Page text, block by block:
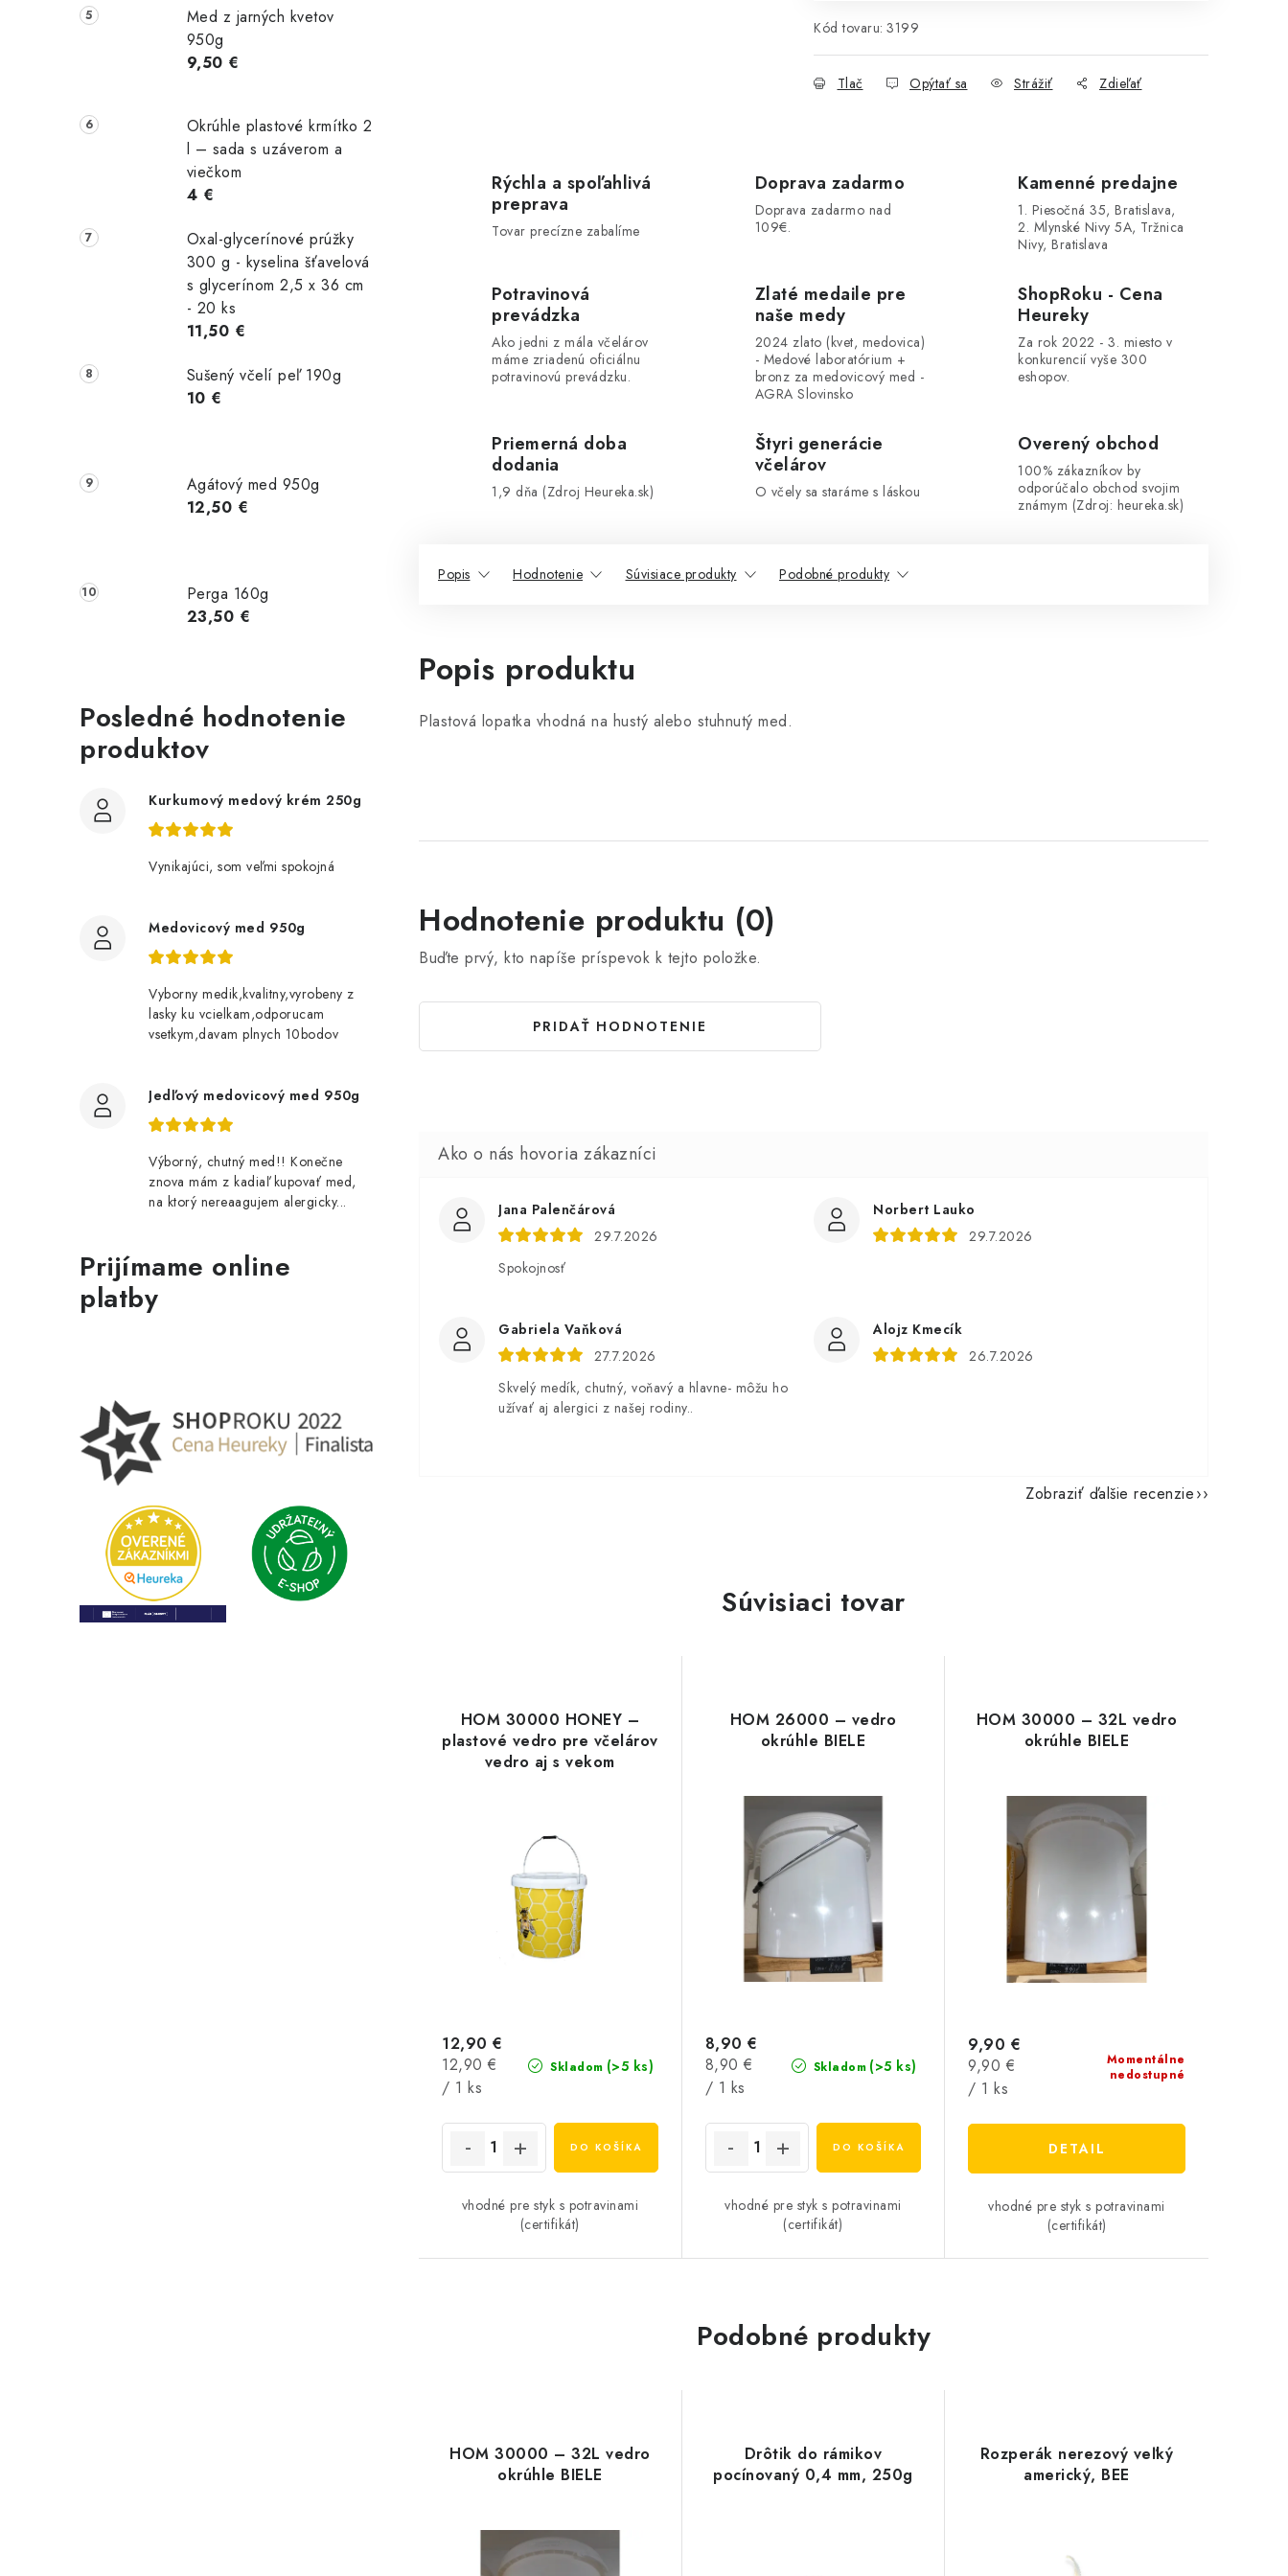
Med z jarných kvetov
950g
9,50 €
Okrúhle plastové krmítko 2
l – sada s uzáverom a
viečkom
4 €
Oxal-glycerínové prúžky
300 g - kyselina šťavelová
s glycerínom 2,5 x 36 cm
- 20 ks
11,50 €
Sušený včelí peľ 190g
10 €
Agátový med 950g
12,50 €
Perga 160g
23,50 €
Posledné hodnotenie
produktov
Kurkumový medový krém 250g
Vynikajúci, som veľmi spokojná
Medovicový med 950g
Vyborny medik,kvalitny,vyrobeny z
lasky ku vcielkam,odporucam
vsetkym,davam plnych 10bodov
Jedľový medovicový med 950g
Výborný, chutný med!! Konečne
znova mám z kadiaľ kupovať med,
na ktorý nereaagujem alergicky...
Prijímame online
platby
Kód tovaru: 3199
Tlač Opýtať sa Strážiť Zdieľať
Rýchla a spoľahlivá
preprava
Tovar precízne zabalíme
Doprava zadarmo
Doprava zadarmo nad
109€.
Kamenné predajne
1. Piesočná 35, Bratislava,
2. Mlynské Nivy 5A, Tržnica
Nivy, Bratislava
Potravinová
prevádzka
Ako jedni z mála včelárov
máme zriadenú oficiálnu
potravinovú prevádzku.
Zlaté medaile pre
naše medy
2024 zlato (kvet, medovica)
- Medové laboratórium +
bronz za medovicový med -
AGRA Slovinsko
ShopRoku - Cena
Heureky
Za rok 2022 - 3. miesto v
konkurencií vyše 300
eshopov.
Priemerná doba
dodania
1,9 dňa (Zdroj Heureka.sk)
Štyri generácie
včelárov
O včely sa staráme s láskou
Overený obchod
100% zákazníkov by
odporúčalo obchod svojim
známym (Zdroj: heureka.sk)
Popis Hodnotenie Súvisiace produkty Podobné produkty
Popis produktu
Plastová lopatka vhodná na hustý alebo stuhnutý med.
Hodnotenie produktu (0)
Buďte prvý, kto napíše príspevok k tejto položke.
PRIDAŤ HODNOTENIE
Jana Palenčárová
29.7.2026
Spokojnosť
Norbert Lauko
29.7.2026
Gabriela Vaňková
27.7.2026
Skvelý medík, chutný, voňavý a hlavne- môžu ho
užívať aj alergici z našej rodiny..
Alojz Kmecík
26.7.2026
Zobraziť ďalšie recenzie
Súvisiaci tovar
HOM 30000 HONEY –
plastové vedro pre včelárov
vedro aj s vekom
Skladom (>5 ks)
12,90 €
Jednotková
cena:
12,90 €
/ 1 ks
DO KOŠÍKA
vhodné pre styk s potravinami
(certifikát)
HOM 26000 – vedro
okrúhle BIELE
Skladom (>5 ks)
8,90 €
Jednotková
cena:
8,90 €
/ 1 ks
DO KOŠÍKA
vhodné pre styk s potravinami
(certifikát)
HOM 30000 – 32L vedro
okrúhle BIELE
Momentálne
nedostupné
9,90 €
Jednotková
cena:
9,90 €
/ 1 ks
DETAIL
vhodné pre styk s potravinami
(certifikát)
Podobné produkty
HOM 30000 – 32L vedro
okrúhle BIELE
Drôtik do rámikov
pocínovaný 0,4 mm, 250g
Rozperák nerezový veľký
americký, BEE